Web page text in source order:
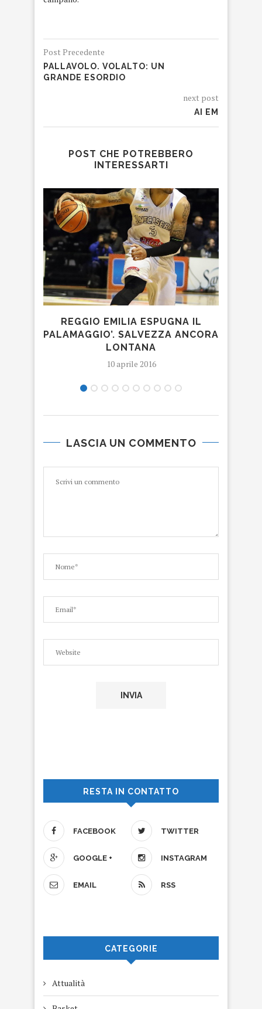
Post Precedente
PALLAVOLO. VOLALTO: UN
GRANDE ESORDIO
next post
AI EM
POST CHE POTREBBERO
INTERESSARTI
REGGIO EMILIA ESPUGNA IL
PALAMAGGIO’. SALVEZZA ANCORA
LONTANA
10 aprile 2016
LASCIA UN COMMENTO
RESTA IN CONTATTO
FACEBOOK TWITTER
GOOGLE + INSTAGRAM
EMAIL RSS
CATEGORIE
Attualità